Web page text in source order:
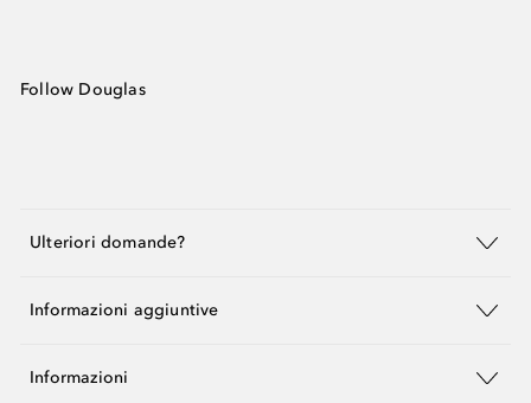
Follow Douglas
Ulteriori domande?
Informazioni aggiuntive
Informazioni